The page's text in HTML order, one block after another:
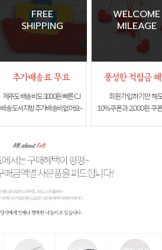
FREE
SHIPPING
제주도 배송비도 3,000원 빠른 CJ
배송 도서지방 추가배송비 없어요~
WELCOME
MILEAGE
회원가입하기만 해
10%쿠폰과 2,000원 쿠